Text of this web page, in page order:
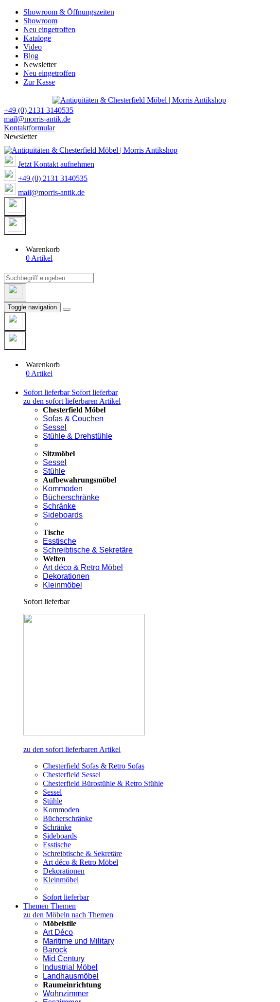
Showroom & Öffnungszeiten
Showroom
Neu eingetroffen
Kataloge
Video
Blog
Newsletter
Neu eingetroffen
Zur Kasse
+49 (0) 2131 3140535
mail@morris-antik.de
Kontaktformular
Newsletter
Jetzt Kontakt aufnehmen
+49 (0) 2131 3140535
mail@morris-antik.de
Warenkorb
0 Artikel
Toggle navigation
Warenkorb
0 Artikel
Sofort lieferbar Sofort lieferbar
zu den sofort lieferbaren Artikel
Chesterfield Möbel
Sofas & Couchen
Sessel
Stühle & Drehstühle
Sitzmöbel
Sessel
Stühle
Aufbewahrungsmöbel
Kommoden
Bücherschränke
Schränke
Sideboards
Tische
Esstische
Schreibtische & Sekretäre
Welten
Art déco & Retro Möbel
Dekorationen
Kleinmöbel
Sofort lieferbar
zu den sofort lieferbaren Artikel
Chesterfield Sofas & Retro Sofas
Chesterfield Sessel
Chesterfield Bürostühle & Retro Stühle
Sessel
Stühle
Kommoden
Bücherschränke
Schränke
Sideboards
Esstische
Schreibtische & Sekretäre
Art déco & Retro Möbel
Dekorationen
Kleinmöbel
Sofort lieferbar
Themen Themen
zu den Möbeln nach Themen
Möbelstile
Art Déco
Maritime und Military
Barock
Mid Century
Industrial Möbel
Landhausmöbel
Raumeinrichtung
Wohnzimmer